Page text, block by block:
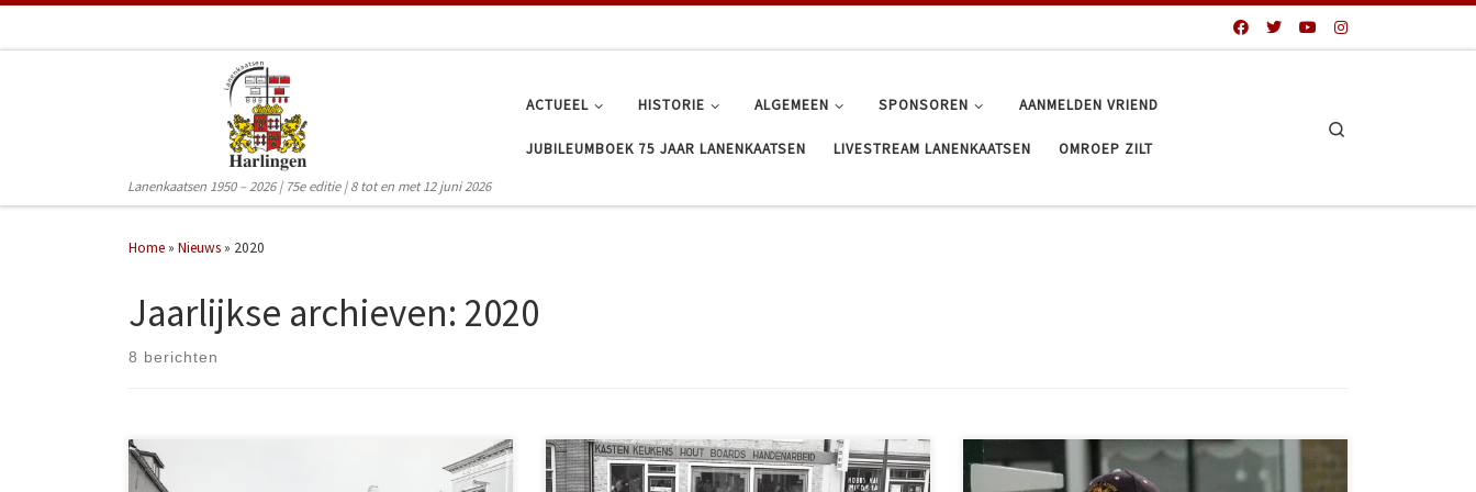
Lanenkaatsen 1950 – 2026 | 75e editie | 8 tot en met 12 juni 2026
ACTUEEL HISTORIE ALGEMEEN SPONSOREN AANMELDEN VRIEND
JUBILEUMBOEK 75 JAAR LANENKAATSEN LIVESTREAM LANENKAATSEN OMROEP ZILT
Home » Nieuws » 2020
Jaarlijkse archieven: 2020
8 berichten
Beste kaatsliefhebbers, Wat een tijd. Het is spannend. We
Kent u ze nog: Klaas Knol, Sikke Olivier, Jan Galema, Arien
Alhoewel er dit jaar geen Lanenkaatsen plaats vond